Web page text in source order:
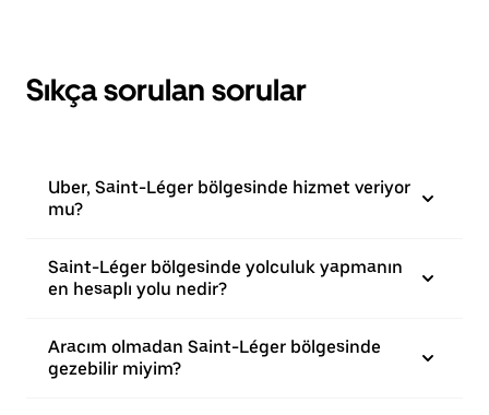
Sıkça sorulan sorular
Uber, Saint-Léger bölgesinde hizmet veriyor
mu?
Saint-Léger bölgesinde yolculuk yapmanın
en hesaplı yolu nedir?
Aracım olmadan Saint-Léger bölgesinde
gezebilir miyim?